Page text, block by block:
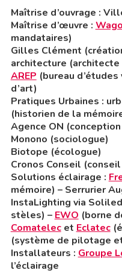
Maîtrise d’ouvrage :
Maîtrise d’œuvre :
mandataires)
Gilles Clément
architecture (architecte
AREP (bureau
d’art)
Pratiques Urbaines :
(historien de la
Agence ON
Monono (sociologue)
Biotope (écologue)
Cronos Conseil
Solutions éclairage :
mémoire) – Serrurier
InstaLighting via
stèles) – EWO (borne
Comatelecet Eclatec
(système de pilotage
Installateurs : Groupe
l’éclairage